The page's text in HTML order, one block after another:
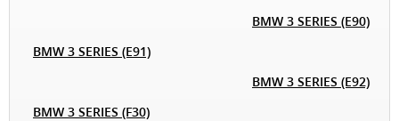
BMW 3 SERIES (E90)
BMW 3 SERIES (E91)
BMW 3 SERIES (E92)
BMW 3 SERIES (F30)